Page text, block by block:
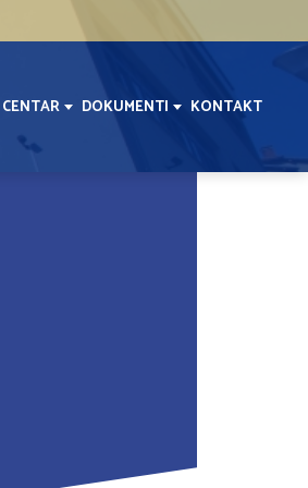
DOKUMENTI KONTAKT